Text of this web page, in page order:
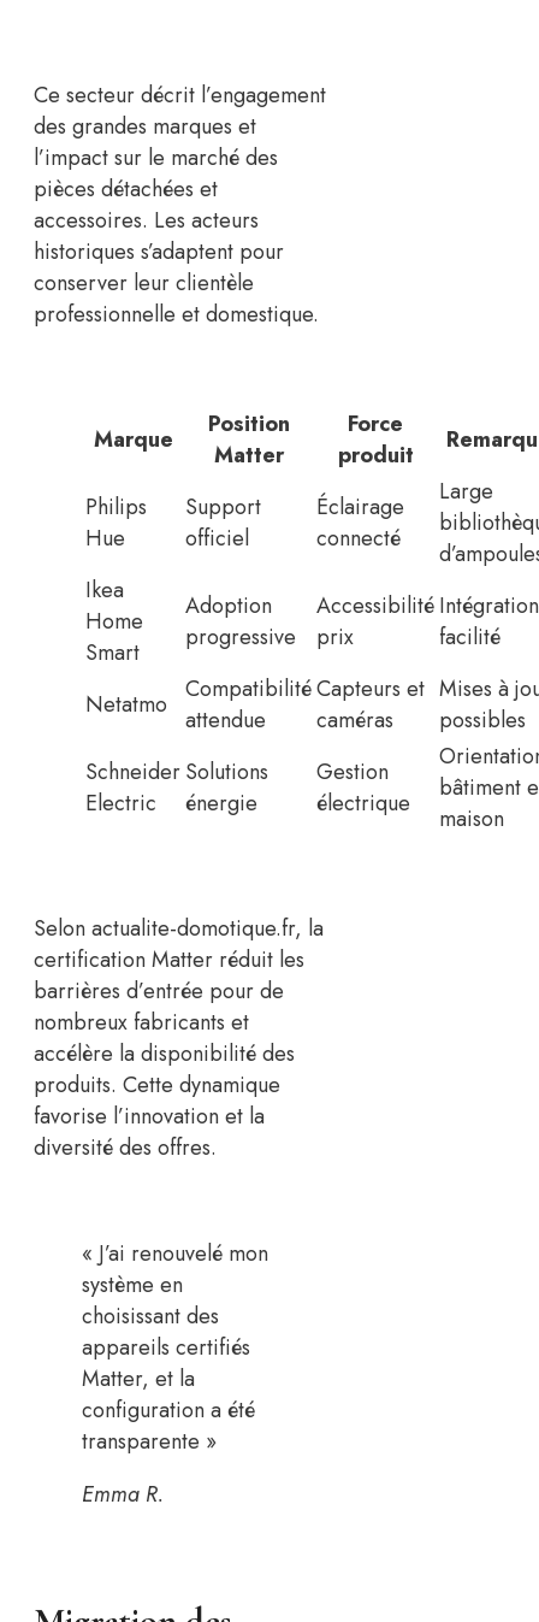
Ce secteur décrit l’engagement
des grandes marques et
l’impact sur le marché des
pièces détachées et
accessoires. Les acteurs
historiques s’adaptent pour
conserver leur clientèle
professionnelle et domestique.
Marque
Position
Matter
Force
produit
Philips
Hue
Support
officiel
Éclairage
connecté
Large
Ikea
Home
Smart
Adoption
progressive
Accessibilité
prix
Intégration
facilité
Netatmo
Compatibilité
attendue
Capteurs et
caméras
Mises à
possibles
Schneider
Electric
Solutions
énergie
Gestion
électrique
bâtiment
maison
Selon actualite-domotique.fr, la
certification Matter réduit les
barrières d’entrée pour de
nombreux fabricants et
accélère la disponibilité des
produits. Cette dynamique
favorise l’innovation et la
diversité des offres.
« J’ai renouvelé mon
système en
choisissant des
appareils certifiés
Matter, et la
configuration a été
transparente »
Emma R.